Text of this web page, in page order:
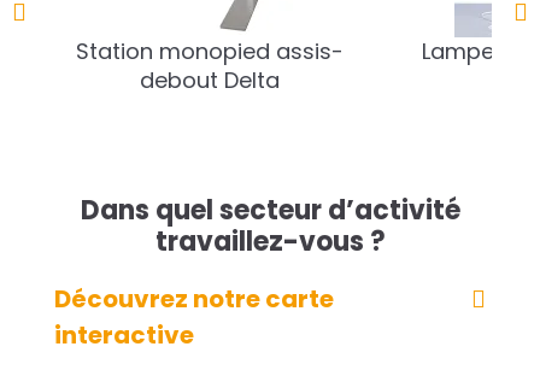
Station monopied assis-
debout Delta
Lampe de
Dans quel secteur d’activité
travaillez-vous ?
Découvrez notre carte
interactive